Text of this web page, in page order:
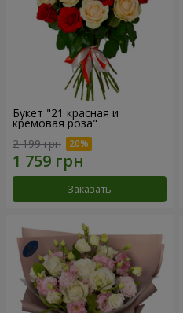
Букет "21 красная и
кремовая роза"
2 199 грн
Заказать